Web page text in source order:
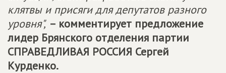
клятвы и присяги для депутатов разного
уровня", – комментирует предложение
лидер Брянского отделения партии
СПРАВЕДЛИВАЯ РОССИЯ Сергей
Курденко.